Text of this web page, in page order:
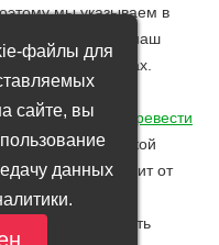
мы указываем в
чтобы каждый наш
расходах.
недорого
перевести
Стоимость такой
составит от
осуществить
файлы для
сайте, вы
данных